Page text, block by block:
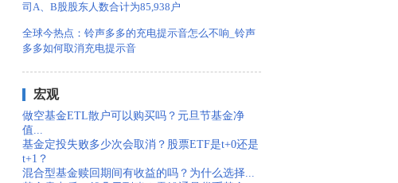
司A、B股股东人数合计为85,938户
全球今热点：铃声多多的充电提示音怎么不响_铃声
多多如何取消充电提示音
宏观
做空基金ETL散户可以购买吗？元旦节基金净
值...
基金定投失败多少次会取消？股票ETF是t+0还是
t+1？
混合型基金赎回期间有收益的吗？为什么选择...